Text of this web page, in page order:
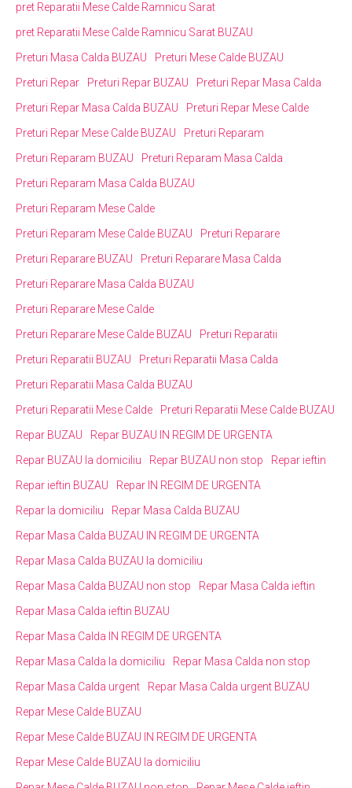
pret Reparatii Mese Calde Ramnicu Sarat
pret Reparatii Mese Calde Ramnicu Sarat BUZAU
Preturi Masa Calda BUZAU
Preturi Mese Calde BUZAU
Preturi Repar
Preturi Repar BUZAU
Preturi Repar Masa Calda
Preturi Repar Masa Calda BUZAU
Preturi Repar Mese Calde
Preturi Repar Mese Calde BUZAU
Preturi Reparam
Preturi Reparam BUZAU
Preturi Reparam Masa Calda
Preturi Reparam Masa Calda BUZAU
Preturi Reparam Mese Calde
Preturi Reparam Mese Calde BUZAU
Preturi Reparare
Preturi Reparare BUZAU
Preturi Reparare Masa Calda
Preturi Reparare Masa Calda BUZAU
Preturi Reparare Mese Calde
Preturi Reparare Mese Calde BUZAU
Preturi Reparatii
Preturi Reparatii BUZAU
Preturi Reparatii Masa Calda
Preturi Reparatii Masa Calda BUZAU
Preturi Reparatii Mese Calde
Preturi Reparatii Mese Calde BUZAU
Repar BUZAU
Repar BUZAU IN REGIM DE URGENTA
Repar BUZAU la domiciliu
Repar BUZAU non stop
Repar ieftin
Repar ieftin BUZAU
Repar IN REGIM DE URGENTA
Repar la domiciliu
Repar Masa Calda BUZAU
Repar Masa Calda BUZAU IN REGIM DE URGENTA
Repar Masa Calda BUZAU la domiciliu
Repar Masa Calda BUZAU non stop
Repar Masa Calda ieftin
Repar Masa Calda ieftin BUZAU
Repar Masa Calda IN REGIM DE URGENTA
Repar Masa Calda la domiciliu
Repar Masa Calda non stop
Repar Masa Calda urgent
Repar Masa Calda urgent BUZAU
Repar Mese Calde BUZAU
Repar Mese Calde BUZAU IN REGIM DE URGENTA
Repar Mese Calde BUZAU la domiciliu